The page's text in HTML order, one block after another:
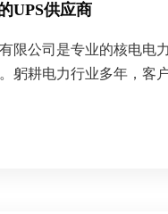
UPS供应商
限公司是专业的核电电
躬耕电力行业多年，客